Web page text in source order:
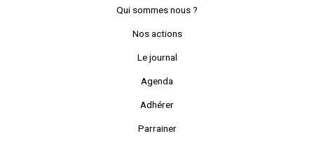
Qui sommes nous ?
Nos actions
Le journal
Agenda
Adhérer
Parrainer